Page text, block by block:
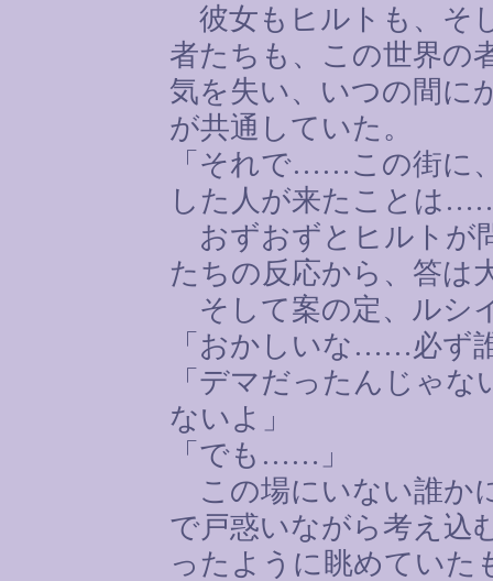
彼女もヒルトも、そ
者たちも、この世界の
気を失い、いつの間
が共通していた。
「それで…… この街に
した人が来たことは
おずおずとヒルトが
たちの反応から、答は
そして案の定、ルシ
「おかしいな ……必ず
「デマだったんじゃ
ないよ」
「でも …… 」
この場にいない誰か
で戸惑いながら考え込
ったように眺めていた